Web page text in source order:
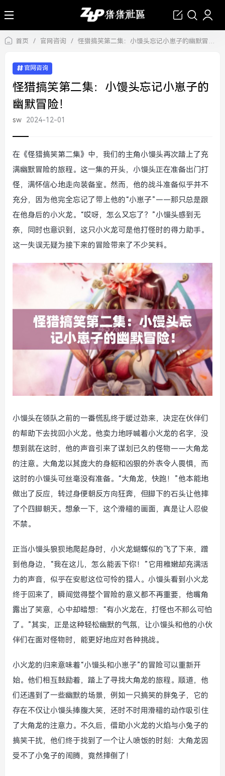
首页 / 官网咨询 / 怪猎搞笑第二集：小馒头忘记小崽子的幽默冒险！
官网咨询
怪猎搞笑第二集：小馒头忘记小崽子的
幽默冒险！
sw 2024-12-01
在《怪猎搞笑第二集》中，我们的主角小馒头再次踏上了充
满幽默冒险的旅程。这一集的开头，小馒头正在准备出门打
怪，满怀信心地走向装备室。然而，他的战斗准备似乎并不
充分，因为他完全忘记了带上他的“小崽子”——那只总是跟
在他身后的小火龙。“哎呀，怎么又忘了？”小馒头感到无
奈，同时也意识到，这只小火龙可是他打怪时的得力助手。
这一失误无疑为接下来的冒险带来了不少笑料。
小馒头在领队之前的一番慌乱终于缓过劲来，决定在伙伴们
的帮助下去找回小火龙。他卖力地呼喊着小火龙的名字，没
想到就在这时，他的声音引来了谋划已久的怪物——大角龙
的注意。大角龙以其庞大的身躯和凶狠的外表令人畏惧，而
这时的小馒头可丝毫没有准备。“大角龙，快跑！”他本能地
做出了反应，转过身便朝反方向狂奔，但脚下的石头让他摔
了个四脚朝天。想象一下，这个滑稽的画面，真是让人忍俊
不禁。
正当小馒头狼狈地爬起身时，小火龙蝴蝶似的飞了下来，蹭
到他身边，“我在这儿，怎么能丢下你！”它用稚嫩却充满活
力的声音，似乎在安慰这位可怜的猎人。小馒头看到小火龙
终于回来了，瞬间觉得整个冒险的意义都不再重要，他嘴角
露出了笑意，心中却暗想：“有小火龙在，打怪也不那么可怕
了。”其实，正是这种轻松幽默的气氛，让小馒头和他的小伙
伴们在面对怪物时，能更好地应对各种挑战。
小火龙的归来意味着“小馒头和小崽子”的冒险可以重新开
始。他们相互鼓励着，踏上了寻找大角龙的旅程。顺道，他
们还遇到了一些幽默的场景，例如一只搞笑的胖兔子，它的
存在不仅让小馒头捧腹大笑，还时不时用滑稽的动作吸引住
了大角龙的注意力。不久后，借助小火龙的火焰与小兔子的
搞笑干扰，他们终于找到了一个让人喷饭的时刻：大角龙因
受不了小兔子的闹腾，竟然摔倒了！